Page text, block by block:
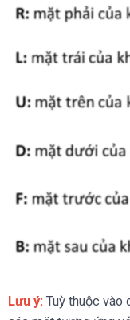
Lưu ý: Tuỳ thuộc vào